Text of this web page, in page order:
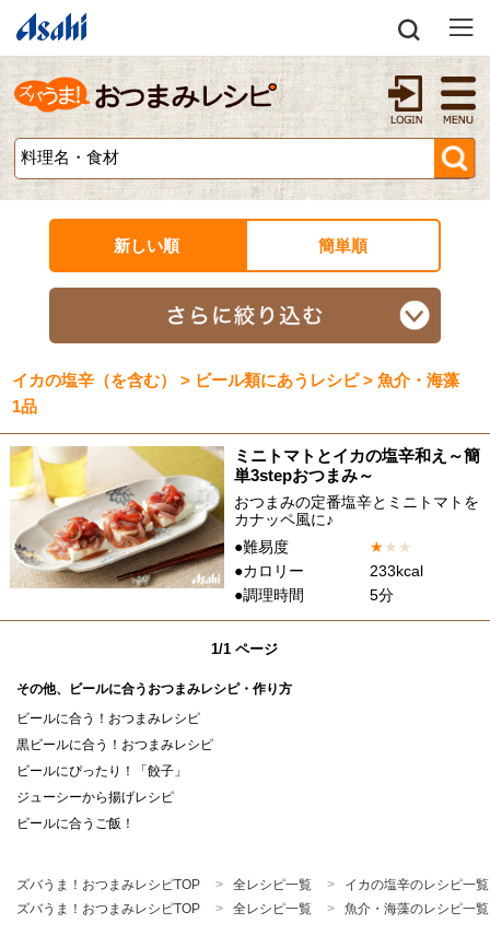
新しい順 簡単順
イカの塩辛（を含む） > ビール類にあうレシピ > 魚介・海藻
1品
ミニトマトとイカの塩辛和え～簡
単3stepおつまみ～
おつまみの定番塩辛とミニトマトを
カナッペ風に♪
●難易度
★★ ★
●カロリー
233kcal
●調理時間
5分
1/1 ページ
その他、ビールに合うおつまみレシピ・作り方
ビールに合う！おつまみレシピ
黒ビールに合う！おつまみレシピ
ビールにぴったり！「餃子」
ジューシーから揚げレシピ
ビールに合うご飯！
ズバうま！おつまみレシピTOP 全レシピ一覧
イカの塩辛のレシピ一覧
ズバうま！おつまみレシピTOP
全レシピ一覧 魚介・海藻のレシピ一覧